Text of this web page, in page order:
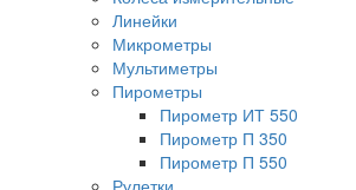
Линейки
Микрометры
Мультиметры
Пирометры
Пирометр ИТ 550
Пирометр П 350
Пирометр П 550
Рулетки